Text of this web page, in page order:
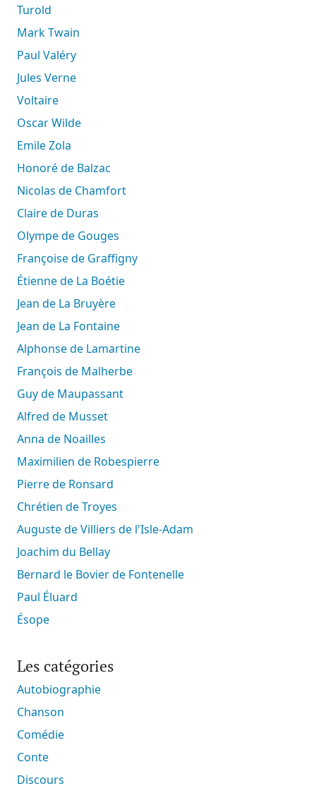
Turold
Mark Twain
Paul Valéry
Jules Verne
Voltaire
Oscar Wilde
Emile Zola
Honoré de Balzac
Nicolas de Chamfort
Claire de Duras
Olympe de Gouges
Françoise de Graffigny
Étienne de La Boétie
Jean de La Bruyère
Jean de La Fontaine
Alphonse de Lamartine
François de Malherbe
Guy de Maupassant
Alfred de Musset
Anna de Noailles
Maximilien de Robespierre
Pierre de Ronsard
Chrétien de Troyes
Auguste de Villiers de l'Isle-Adam
Joachim du Bellay
Bernard le Bovier de Fontenelle
Paul Éluard
Ésope
Les catégories
Autobiographie
Chanson
Comédie
Conte
Discours